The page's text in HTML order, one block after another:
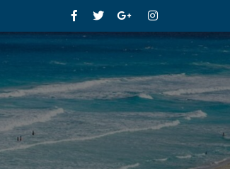
FacebookTwitterGoogle+Instagram